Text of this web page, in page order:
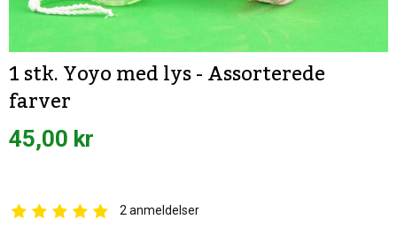
1 stk. Yoyo med lys - Assorterede
farver
45,00 kr
2 anmeldelser